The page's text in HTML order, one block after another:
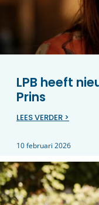
LPB heeft
Prins
LEES VERDER >
10 februari 2026